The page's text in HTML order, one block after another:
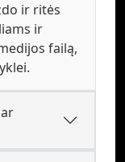
ir ritės
ir
failą,